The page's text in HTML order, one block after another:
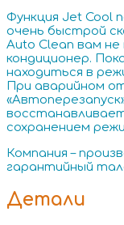
Функция Jet Cool
очень быстрой
Auto Clean вам
кондиционер.
находиться в
При аварийном
сохранением
Компания –
гарантийный
Детали